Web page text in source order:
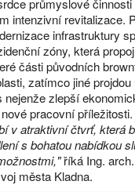
průmyslové
intenzivní revitalizace.
infrastruktury
zóny, která
části původních
zatímco jiné
nejenže zlepší
pracovní příležitosti.
v atraktivní čtvrť, která
s bohatou nabídkou
říká Ing.
města Kladna.